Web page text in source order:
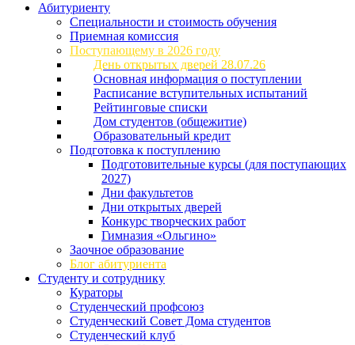
Абитуриенту
Специальности и стоимость обучения
Приемная комиссия
Поступающему в 2026 году
День открытых дверей 28.07.26
Основная информация о поступлении
Расписание вступительных испытаний
Рейтинговые списки
Дом студентов (общежитие)
Образовательный кредит
Подготовка к поступлению
Подготовительные курсы (для поступающих
2027)
Дни факультетов
Дни открытых дверей
Конкурс творческих работ
Гимназия «Ольгино»
Заочное образование
Блог абитуриента
Студенту и сотруднику
Кураторы
Студенческий профсоюз
Студенческий Совет Дома студентов
Студенческий клуб